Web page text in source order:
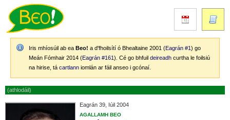
Iris mhíosúil ab ea Beo! a d'fhoilsítí ó Bhealtaine 2001 (Eagrán #1) go
Meán Fómhair 2014 (Eagrán #161). Cé go bhfuil deireadh curtha le foilsiú
na hirise, tá cartlann iomlán ar fáil anseo i gcónaí.
(athlodáil)
Eagrán 39, Iúil 2004
AGALLAMH BEO